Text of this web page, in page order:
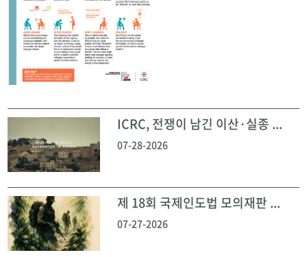
ICRC, 전쟁이 남긴 이산·실종 ...
07-28-2026
제 18회 국제인도법 모의재판 ...
07-27-2026